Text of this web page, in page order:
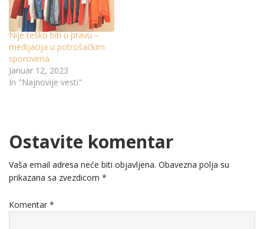
Nije teško biti u pravu –
medijacija u potrošačkim
sporovima
Januar 12, 2023
In "Najnovije vesti"
Ostavite komentar
Vaša email adresa neće biti objavljena. Obavezna polja su
prikazana sa zvezdicom *
Komentar *